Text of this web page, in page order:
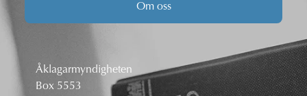
Om oss
Åklagarmyndigheten
Box 5553